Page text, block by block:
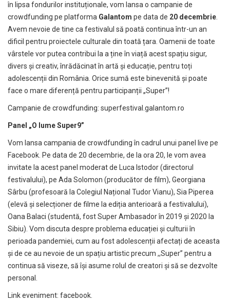
în lipsa fondurilor instituționale, vom lansa o campanie de
crowdfunding pe platforma Galantom pe data de 20 decembrie
Avem nevoie de tine ca festivalul să poată continua într-un an
dificil pentru proiectele culturale din toată țara. Oamenii de toate
vârstele vor putea contribui la a ține în viață acest spațiu sigur,
divers și creativ, înrădăcinat în artă și educație, pentru toți
adolescenții din România. Orice sumă este binevenită și poate
face o mare diferență pentru participanții „Super”!
Campanie de crowdfunding: superfestival.galantom.ro
Panel „O lume Super9”
Vom lansa campania de crowdfunding în cadrul unui panel live pe
Facebook. Pe data de 20 decembrie, de la ora 20, le vom avea
invitate la acest panel moderat de Luca Istodor (directorul
festivalului), pe Ada Solomon (producător de film), Georgiana
Sârbu (profesoară la Colegiul Național Tudor Vianu), Sia Piperea
(elevă și selecționer de filme la ediția anterioară a festivalului),
Oana Balaci (studentă, fost Super Ambasador în 2019 și 2020 la
Sibiu). Vom discuta despre problema educației și culturii în
perioada pandemiei, cum au fost adolescenții afectați de aceasta
și de ce au nevoie de un spațiu artistic precum ,,Super” pentru a
continua să viseze, să își asume rolul de creatori și să se dezvolte
personal.
Link eveniment: facebook